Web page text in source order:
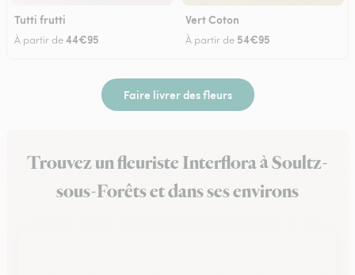
Tutti frutti
À partir de44€95
Vert Coton
À partir de 54€95
Faire livrer des fleurs
Trouvez un fleuriste Interflora à Soultz-
sous-Forêts et dans ses environs